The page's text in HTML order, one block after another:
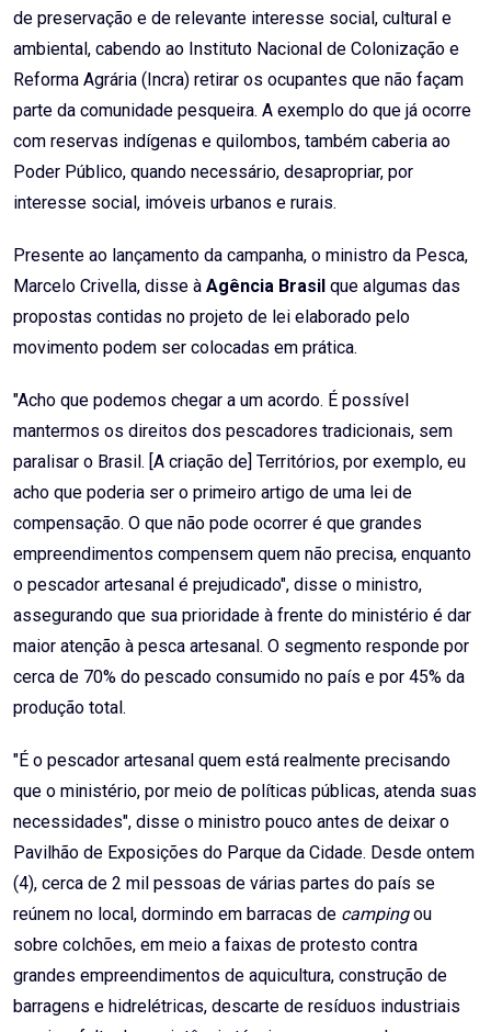
de preservação e de relevante interesse social, cultural e
ambiental, cabendo ao Instituto Nacional de Colonização e
Reforma Agrária (Incra) retirar os ocupantes que não façam
parte da comunidade pesqueira. A exemplo do que já ocorre
com reservas indígenas e quilombos, também caberia ao
Poder Público, quando necessário, desapropriar, por
interesse social, imóveis urbanos e rurais.
Presente ao lançamento da campanha, o ministro da Pesca,
Marcelo Crivella, disse à Agência Brasil que algumas das
propostas contidas no projeto de lei elaborado pelo
movimento podem ser colocadas em prática.
"Acho que podemos chegar a um acordo. É possível
mantermos os direitos dos pescadores tradicionais, sem
paralisar o Brasil. [A criação de] Territórios, por exemplo, eu
acho que poderia ser o primeiro artigo de uma lei de
compensação. O que não pode ocorrer é que grandes
empreendimentos compensem quem não precisa, enquanto
o pescador artesanal é prejudicado", disse o ministro,
assegurando que sua prioridade à frente do ministério é dar
maior atenção à pesca artesanal. O segmento responde por
cerca de 70% do pescado consumido no país e por 45% da
produção total.
"É o pescador artesanal quem está realmente precisando
que o ministério, por meio de políticas públicas, atenda suas
necessidades", disse o ministro pouco antes de deixar o
Pavilhão de Exposições do Parque da Cidade. Desde ontem
(4), cerca de 2 mil pessoas de várias partes do país se
reúnem no local, dormindo em barracas de campingou
sobre colchões, em meio a faixas de protesto contra
grandes empreendimentos de aquicultura, construção de
barragens e hidrelétricas, descarte de resíduos industriais